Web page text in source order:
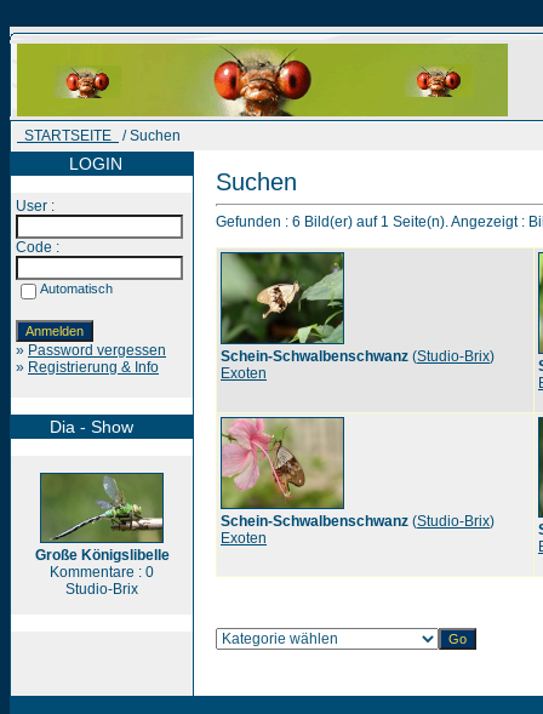
STARTSEITE / Suchen
LOGIN
User :
Code :
Automatisch
» Password vergessen
» Registrierung & Info
Dia - Show
Große Königslibelle
Kommentare : 0
Studio-Brix
Suchen
Gefunden : 6 Bild(er) auf 1 Seite(n). Angezeigt :
Schein-Schwalbenschwanz (Studio-Brix)
Exoten
Schein-Schwalbenschwanz (Studio-Brix)
Exoten